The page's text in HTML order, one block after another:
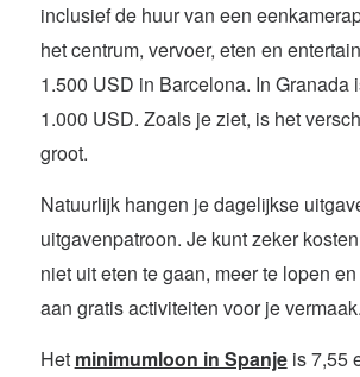
inclusief de huur van een
het centrum, vervoer, eten en
1.500 USD in Barcelona. In Granada
1.000 USD. Zoals je ziet, is het
groot.
Natuurlijk hangen je dagelijkse
uitgavenpatroon. Je kunt zeker
niet uit eten te gaan, meer te lopen
aan gratis activiteiten voor je vermaak.
Het minimumloon in Spanjeis 7,55